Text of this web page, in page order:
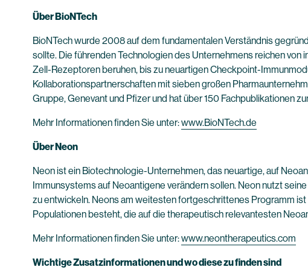
Über BioNTech
BioNTech wurde 2008 auf dem fundamentalen Verständnis
sollte. Die führenden Technologien des Unternehmens reichen
Zell-Rezeptoren beruhen, bis zu neuartigen Checkpoint-
Kollaborationspartnerschaften mit sieben großen
Gruppe, Genevant und Pfizer und hat über 150 Fachpublikationen
Mehr Informationen finden Sie unter:www.BioNTech.de
Über Neon
Neon ist ein Biotechnologie-Unternehmen, das neuartige, auf
Immunsystems auf Neoantigene verändern sollen. Neon nutzt
zu entwickeln. Neons am weitesten fortgeschrittenes Programm
Populationen besteht, die auf die therapeutisch relevantesten
Mehr Informationen finden Sie unter:www.neontherapeutics.com
Wichtige Zusatzinformationen und wo diese zu finden sind